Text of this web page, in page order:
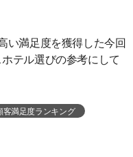
い満足度を獲得した今回
テル選びの参考にして
客満足度ランキング